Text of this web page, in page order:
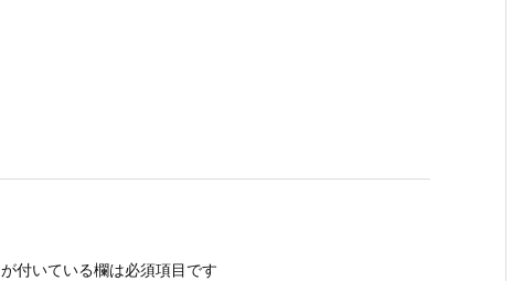
が付いている欄は必須項目です